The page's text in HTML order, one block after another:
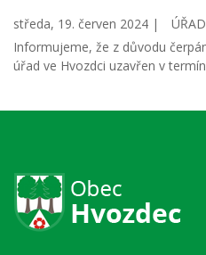
středa, 19. červen 2024 |
Informujeme, že z důvodu
úřad ve Hvozdci uzavřen v